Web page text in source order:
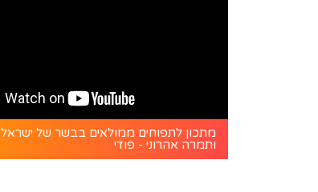
מתכון לתפוחים ממולאים בבשר של ישראל
ותמרה אהרוני - פודי